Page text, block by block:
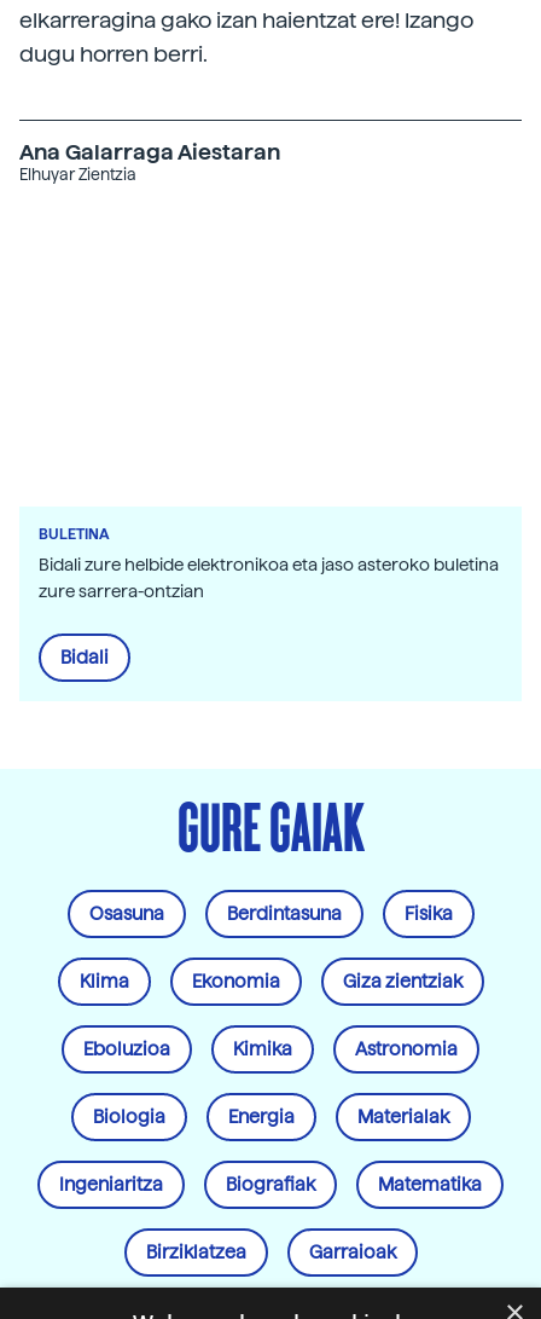
elkarreragina gako izan haientzat ere! Izango
dugu horren berri.
Ana Galarraga Aiestaran
Elhuyar Zientzia
BULETINA
Bidali zure helbide elektronikoa eta jaso asteroko buletina
zure sarrera-ontzian
Bidali
GURE GAIAK
Osasuna Berdintasuna Fisika
Klima Ekonomia Giza zientziak
Eboluzioa Kimika Astronomia
Biologia Energia Materialak
Ingeniaritza Biografiak Matematika
Birziklatzea Garraioak